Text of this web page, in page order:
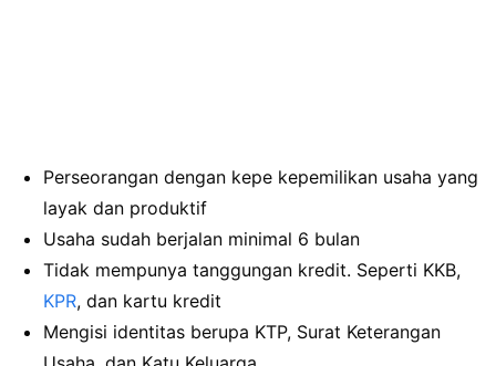
Perseorangan dengan kepe kepemilikan usaha yang
layak dan produktif
Usaha sudah berjalan minimal 6 bulan
Tidak mempunya tanggungan kredit. Seperti KKB,
KPR, dan kartu kredit
Mengisi identitas berupa KTP, Surat Keterangan